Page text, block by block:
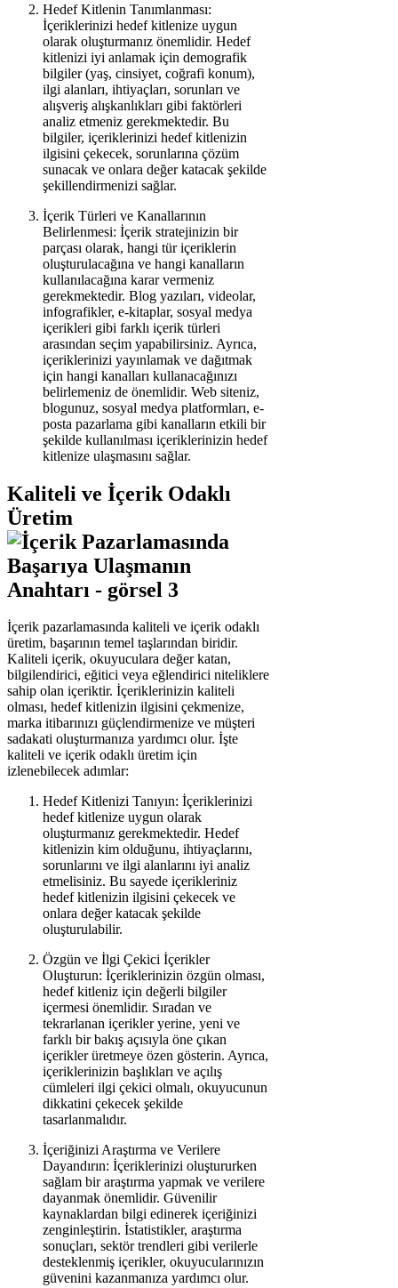
Hedef Kitlenin Tanımlanması:
İçeriklerinizi hedef kitlenize uygun
olarak oluşturmanız önemlidir. Hedef
kitlenizi iyi anlamak için demografik
bilgiler (yaş, cinsiyet, coğrafi konum),
ilgi alanları, ihtiyaçları, sorunları ve
alışveriş alışkanlıkları gibi faktörleri
analiz etmeniz gerekmektedir. Bu
bilgiler, içeriklerinizi hedef kitlenizin
ilgisini çekecek, sorunlarına çözüm
sunacak ve onlara değer katacak şekilde
şekillendirmenizi sağlar.
İçerik Türleri ve Kanallarının
Belirlenmesi: İçerik stratejinizin bir
parçası olarak, hangi tür içeriklerin
oluşturulacağına ve hangi kanalların
kullanılacağına karar vermeniz
gerekmektedir. Blog yazıları, videolar,
infografikler, e-kitaplar, sosyal medya
içerikleri gibi farklı içerik türleri
arasından seçim yapabilirsiniz. Ayrıca,
içeriklerinizi yayınlamak ve dağıtmak
için hangi kanalları kullanacağınızı
belirlemeniz de önemlidir. Web siteniz,
blogunuz, sosyal medya platformları, e-
posta pazarlama gibi kanalların etkili bir
şekilde kullanılması içeriklerinizin hedef
kitlenize ulaşmasını sağlar.
Kaliteli ve İçerik Odaklı
Üretim
İçerik pazarlamasında kaliteli ve içerik odaklı
üretim, başarının temel taşlarından biridir.
Kaliteli içerik, okuyuculara değer katan,
bilgilendirici, eğitici veya eğlendirici niteliklere
sahip olan içeriktir. İçeriklerinizin kaliteli
olması, hedef kitlenizin ilgisini çekmenize,
marka itibarınızı güçlendirmenize ve müşteri
sadakati oluşturmanıza yardımcı olur. İşte
kaliteli ve içerik odaklı üretim için
izlenebilecek adımlar:
Hedef Kitlenizi Tanıyın: İçeriklerinizi
hedef kitlenize uygun olarak
oluşturmanız gerekmektedir. Hedef
kitlenizin kim olduğunu, ihtiyaçlarını,
sorunlarını ve ilgi alanlarını iyi analiz
etmelisiniz. Bu sayede içerikleriniz
hedef kitlenizin ilgisini çekecek ve
onlara değer katacak şekilde
oluşturulabilir.
Özgün ve İlgi Çekici İçerikler
Oluşturun: İçeriklerinizin özgün olması,
hedef kitleniz için değerli bilgiler
içermesi önemlidir. Sıradan ve
tekrarlanan içerikler yerine, yeni ve
farklı bir bakış açısıyla öne çıkan
içerikler üretmeye özen gösterin. Ayrıca,
içeriklerinizin başlıkları ve açılış
cümleleri ilgi çekici olmalı, okuyucunun
dikkatini çekecek şekilde
tasarlanmalıdır.
İçeriğinizi Araştırma ve Verilere
Dayandırın: İçeriklerinizi oluştururken
sağlam bir araştırma yapmak ve verilere
dayanmak önemlidir. Güvenilir
kaynaklardan bilgi edinerek içeriğinizi
zenginleştirin. İstatistikler, araştırma
sonuçları, sektör trendleri gibi verilerle
desteklenmiş içerikler, okuyucularınızın
güvenini kazanmanıza yardımcı olur.